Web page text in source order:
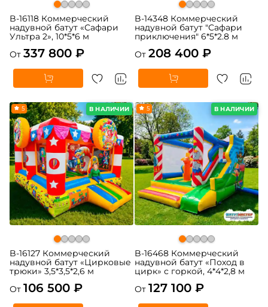
B-16118 Коммерческий
надувной батут «Сафари
Ультра 2», 10*5*6 м
От 337 800 ₽
B-14348 Коммерческий
надувной батут "Сафари
приключения" 6*5*2.8 м
От 208 400 ₽
В НАЛИЧИИ
5
B-16127 Коммерческий
надувной батут «Цирковые
трюки» 3,5*3,5*2,6 м
От 106 500 ₽
В НАЛИЧИИ
5
B-16468 Коммерческий
надувной батут «Поход в
цирк» с горкой, 4*4*2,8 м
От 127 100 ₽